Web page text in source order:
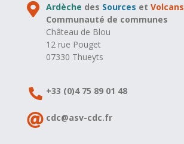
Ardèche des Sources etVolcans
Communauté de communes
Château de Blou
12 rue Pouget
07330 Thueyts
+33 (0)4 75 89 01 48
cdc@asv-cdc.fr